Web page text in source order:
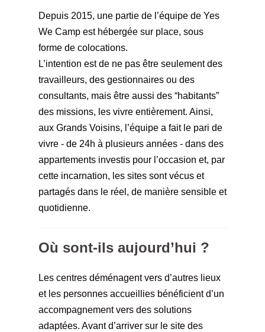
Depuis 2015, une partie de l’équipe de Yes
We Camp est hébergée sur place, sous
forme de colocations.
L’intention est de ne pas être seulement des
travailleurs, des gestionnaires ou des
consultants, mais être aussi des “habitants”
des missions, les vivre entièrement. Ainsi,
aux Grands Voisins, l’équipe a fait le pari de
vivre - de 24h à plusieurs années - dans des
appartements investis pour l’occasion et, par
cette incarnation, les sites sont vécus et
partagés dans le réel, de manière sensible et
quotidienne.
Où sont-ils aujourd’hui ?
Les centres déménagent vers d’autres lieux
et les personnes accueillies bénéficient d’un
accompagnement vers des solutions
adaptées. Avant d’arriver sur le site des